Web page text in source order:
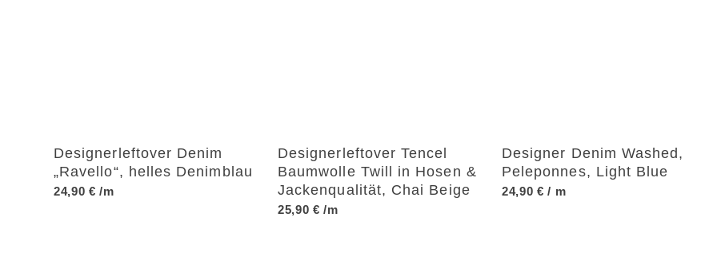
Designerleftover Denim
„Ravello“, helles Denimblau
24,90€ /m
Designerleftover Tencel
Baumwolle Twill in Hosen &
Jackenqualität, Chai Beige
25,90 € /m
Designer Denim Washed,
Peleponnes, Light Blue
24,90 € / m